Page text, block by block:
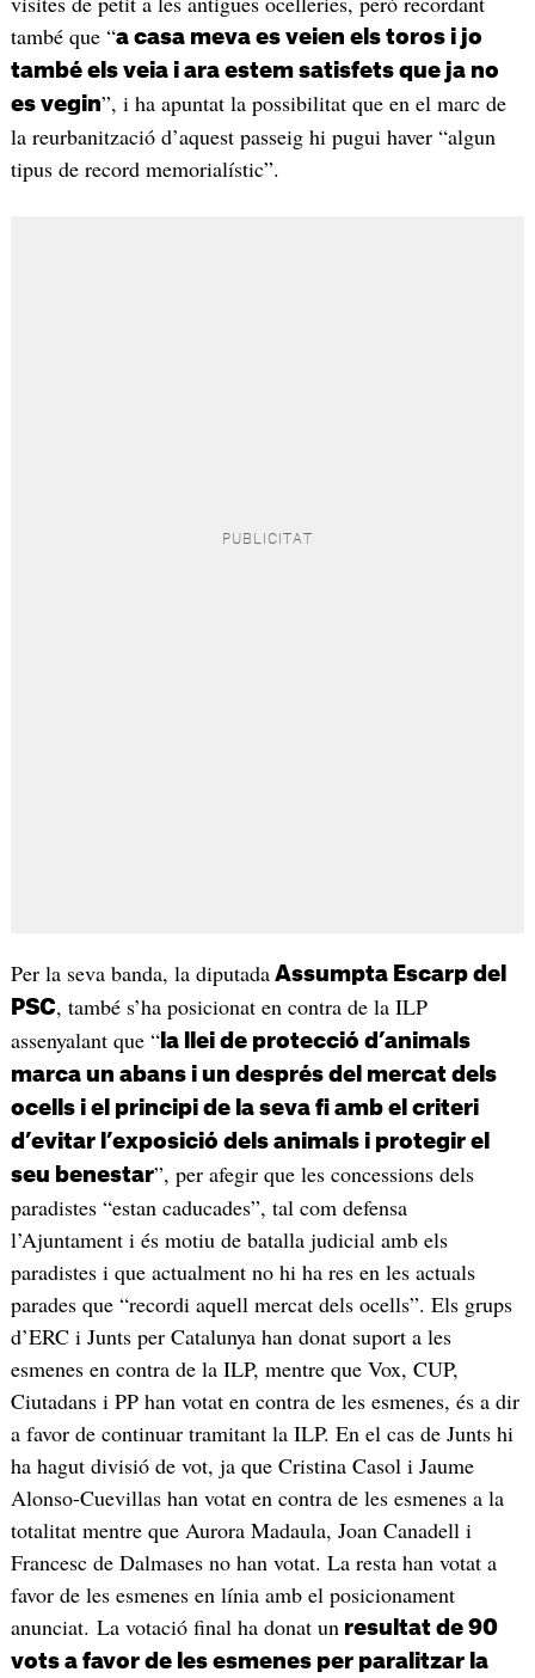
també que “a casa meva es veien els toros i jo
també els veia i ara estem satisfets que ja no
es vegin”, i ha apuntat la possibilitat que en el marc de
la reurbanització d’aquest passeig hi pugui haver “algun
tipus de record memorialístic”.
Per la seva banda, la diputadaAssumpta Escarp del
PSC, també s’ha posicionat en contra de la ILP
assenyalant que “la llei de protecció d’animals
marca un abans i un després del mercat dels
ocells i el principi de la seva fi amb el criteri
d’evitar l’exposició dels animals i protegir el
seu benestar”, per afegir que les concessions dels
paradistes “estan caducades”, tal com defensa
l’Ajuntament i és motiu de batalla judicial amb els
paradistes i que actualment no hi ha res en les actuals
parades que “recordi aquell mercat dels ocells”. Els grups
d’ERC i Junts per Catalunya han donat suport a les
esmenes en contra de la ILP, mentre que Vox, CUP,
Ciutadans i PP han votat en contra de les esmenes, és a dir
a favor de continuar tramitant la ILP. En el cas de Junts hi
ha hagut divisió de vot, ja que Cristina Casol i Jaume
Alonso-Cuevillas han votat en contra de les esmenes a la
totalitat mentre que Aurora Madaula, Joan Canadell i
Francesc de Dalmases no han votat. La resta han votat a
favor de les esmenes en línia amb el posicionament
anunciat. La votació final ha donat un resultat de 90
vots a favor de les esmenes per paralitzar la